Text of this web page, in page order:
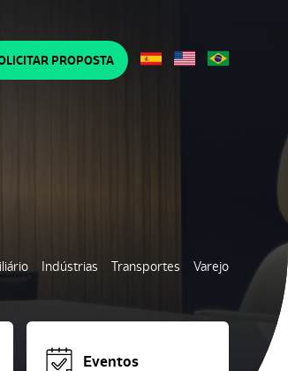
PROPOSTA
Indústrias Transportes Varejo
Eventos